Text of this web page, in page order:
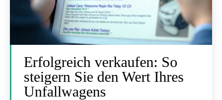
Erfolgreich verkaufen: So
steigern Sie den Wert Ihres
Unfallwagens